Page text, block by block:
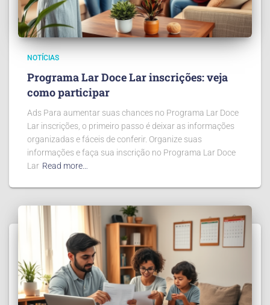
NOTÍCIAS
Programa Lar Doce Lar inscrições: veja
como participar
Ads Para aumentar suas chances no Programa Lar Doce
Lar inscrições, o primeiro passo é deixar as informações
organizadas e fáceis de conferir. Organize suas
informações e faça sua inscrição no Programa Lar Doce
Lar Read more…